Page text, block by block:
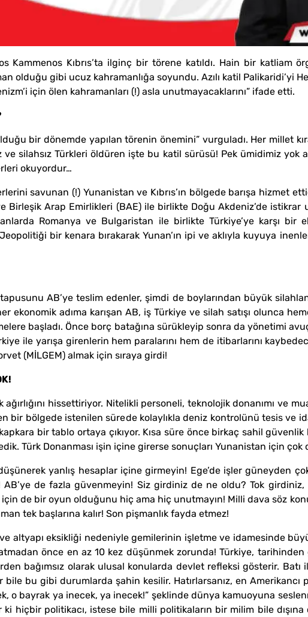
Kammenos Kıbrıs’ta ilginç bir törene katıldı. Hain bir katliam
olduğu gibi ucuz kahramanlığa soyundu. Azılı katil Palikaridi’yi
için ölen kahramanları (!) asla unutmayacaklarını” ifade etti.
bir dönemde yapılan törenin önemini” vurguladı. Her millet
ve silahsız Türkleri öldüren işte bu katil sürüsü! Pek ümidimiz yok
okuyordur…
savunan (!) Yunanistan ve Kıbrıs’ın bölgede barışa hizmet
Birleşik Arap Emirlikleri (BAE) ile birlikte Doğu Akdeniz’de istikrar
Romanya ve Bulgaristan ile birlikte Türkiye’ye karşı
bir kenara bırakarak Yunan’ın ipi ve aklıyla kuyuya
AB’ye teslim edenler, şimdi de boylarından büyük
ekonomik adıma karışan AB, iş Türkiye ve silah satışı olunca
başladı. Önce borç batağına sürükleyip sonra da yönetimi
ile yarışa girenlerin hem paralarını hem de itibarlarını
(MİLGEM) almak için sıraya girdi!
hissettiriyor. Nitelikli personeli, teknolojik donanımı ve
bir bölgede istenilen sürede kolaylıkla deniz kontrolünü tesis ve
bir tablo ortaya çıkıyor. Kısa süre önce birkaç sahil güvenlik
Türk Donanması işin içine girerse sonuçları Yunanistan için çok
yanlış hesaplar içine girmeyin! Ege’de işler güneyden
de fazla güvenmeyin! Siz girdiniz de ne oldu? Tok girdiniz,
de bir oyun olduğunu hiç ama hiç unutmayın! Milli dava söz
tek başlarına kalır! Son pişmanlık fayda etmez!
altyapı eksikliği nedeniyle gemilerinin işletme ve idamesinde
atmadan önce en az 10 kez düşünmek zorunda! Türkiye,
bağımsız olarak ulusal konularda devlet refleksi gösterir.
bu gibi durumlarda şahin kesilir. Hatırlarsanız, en Amerikancı
o bayrak ya inecek, ya inecek!” şeklinde dünya kamuoyuna
hiçbir politikacı, istese bile milli politikaların bir milim bile dışına